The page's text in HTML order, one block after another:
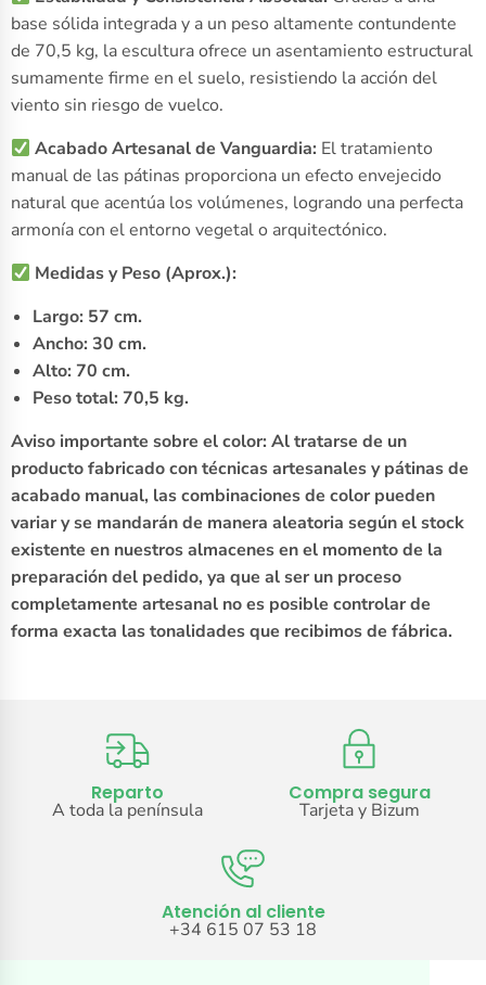
base sólida integrada y a un peso altamente contundente
de 70,5 kg, la escultura ofrece un asentamiento estructural
sumamente firme en el suelo, resistiendo la acción del
viento sin riesgo de vuelco.
Acabado Artesanal de Vanguardia: El tratamiento
manual de las pátinas proporciona un efecto envejecido
natural que acentúa los volúmenes, logrando una perfecta
armonía con el entorno vegetal o arquitectónico.
Medidas y Peso (Aprox.):
Largo: 57 cm.
Ancho: 30 cm.
Alto: 70 cm.
Peso total: 70,5 kg.
Aviso importante sobre el color: Al tratarse de un
producto fabricado con técnicas artesanales y pátinas de
acabado manual, las combinaciones de color pueden
variar y se mandarán de manera aleatoria según el stock
existente en nuestros almacenes en el momento de la
preparación del pedido, ya que al ser un proceso
completamente artesanal no es posible controlar de
forma exacta las tonalidades que recibimos de fábrica.
Reparto
A toda la península
Compra segura
Tarjeta y Bizum
Atención al cliente
+34 615 07 53 18